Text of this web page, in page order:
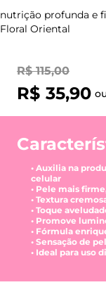
nutrição profunda e
Floral Oriental
R$ 115,00
R$ 35,90
• Auxilia na
celular
• Pele mais
• Textura
• Toque
• Promove
• Fórmula
• Sensação de
• Ideal para uso